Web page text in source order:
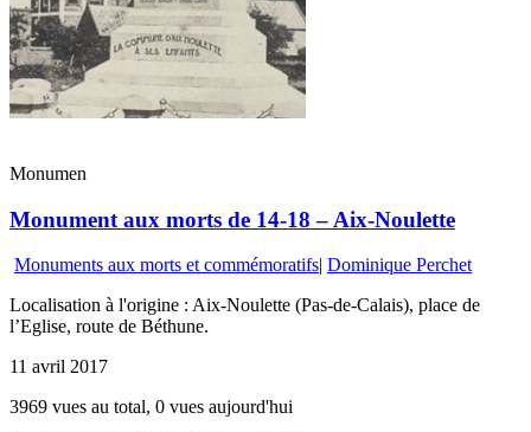
Monumen
Monument aux morts de 14-18 – Aix-Noulette
Monuments aux morts et commémoratifs| Dominique Perchet
Localisation à l'origine : Aix-Noulette (Pas-de-Calais), place de
l’Eglise, route de Béthune.
11 avril 2017
3969 vues au total, 0 vues aujourd'hui